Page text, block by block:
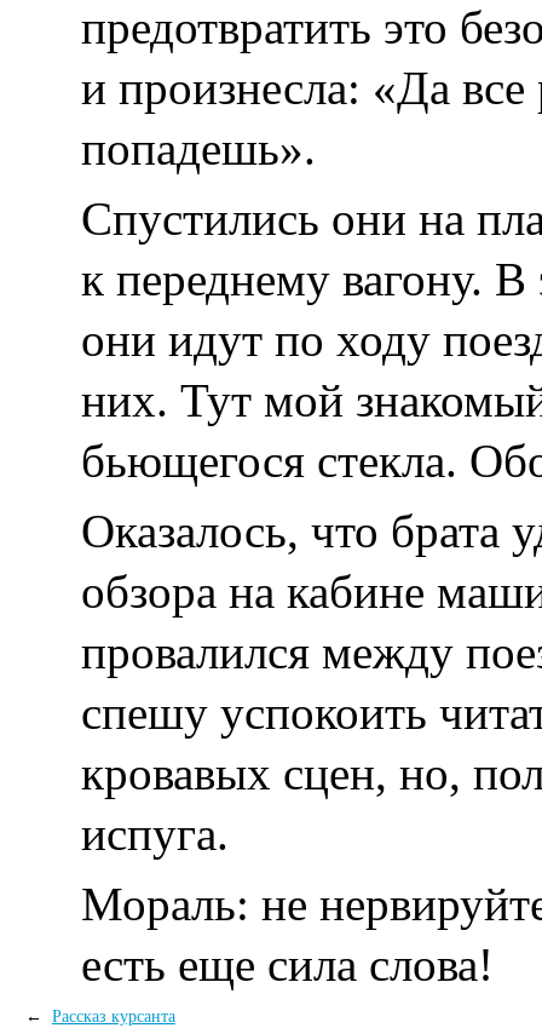
предотвратить это
и произнесла: «Да
попадешь».
Спустились они на
к переднему вагону.
они идут по ходу
них. Тут мой
бьющегося стекла.
Оказалось, что брата
обзора на кабине
провалился между
спешу успокоить
кровавых сцен, но,
испуга.
Мораль: не
есть еще сила слова!
← Рассказ курсанта